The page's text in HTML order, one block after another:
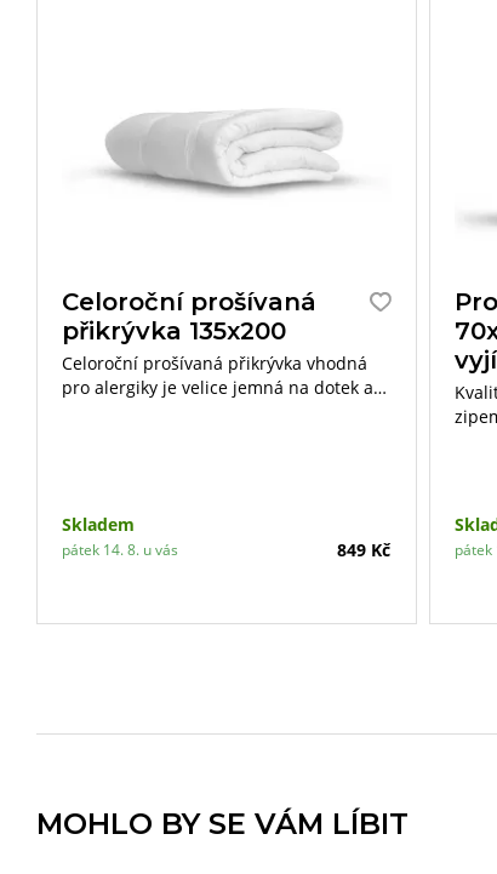
Celoroční prošívaná
přikrývka 135x200
Celoroční prošívaná přikrývka vhodná
pro alergiky je velice jemná na dotek a
Skladem
pátek 14. 8. u vás 849 Kč pátek
MOHLO BY SE VÁM LÍBIT